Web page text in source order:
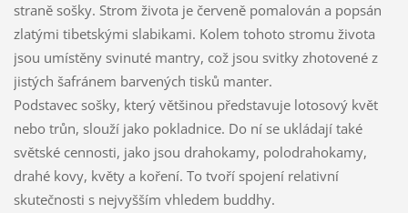
straně sošky. Strom života je červeně pomalován a popsán
zlatými tibetskými slabikami. Kolem tohoto stromu života
jsou umístěny svinuté mantry, což jsou svitky zhotovené z
jistých šafránem barvených tisků manter.
Podstavec sošky, který většinou představuje lotosový květ
nebo trůn, slouží jako pokladnice. Do ní se ukládají také
světské cennosti, jako jsou drahokamy, polodrahokamy,
drahé kovy, květy a koření. To tvoří spojení relativní
skutečnosti s nejvyšším vhledem buddhy.